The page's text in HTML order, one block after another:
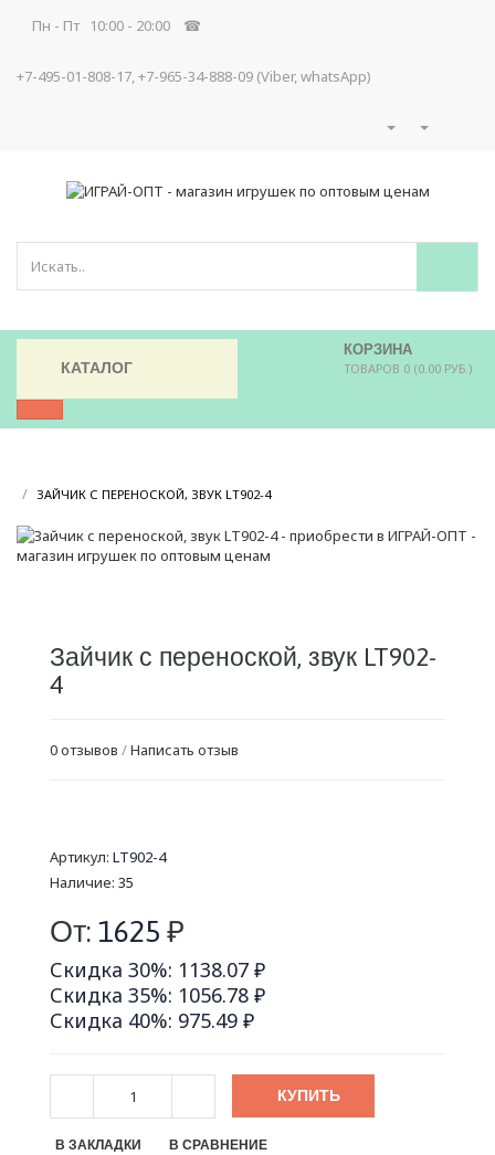
Пн - Пт 10:00 - 20:00 ☎
+7-495-01-808-17, +7-965-34-888-09 (Viber, whatsApp)
КОРЗИНА
ТОВАРОВ 0 (0.00 РУБ.)
КАТАЛОГ
/ ЗАЙЧИК С ПЕРЕНОСКОЙ, ЗВУК LT902-4
Зайчик с переноской, звук LT902-
4
0 отзывов /Написать отзыв
Артикул: LT902-4
Наличие: 35
От: 1625 ₽
Скидка 30%: 1138.07 ₽
Скидка 35%: 1056.78 ₽
Скидка 40%: 975.49 ₽
КУПИТЬ
В ЗАКЛАДКИ В СРАВНЕНИЕ